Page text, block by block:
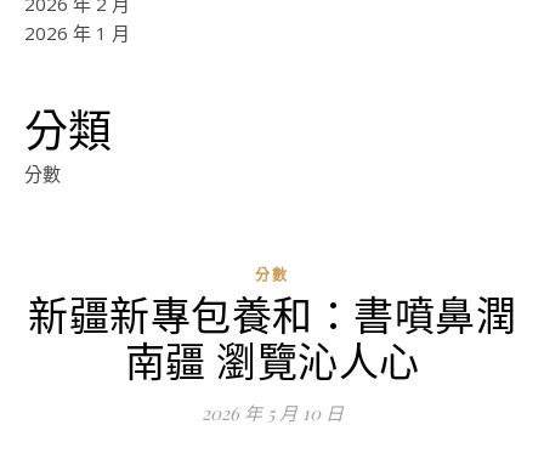
2026 年 1 月
分類
分數
分數
新疆新專包養和：書噴鼻潤
南疆 瀏覽沁人心
2026 年 5 月 10 日